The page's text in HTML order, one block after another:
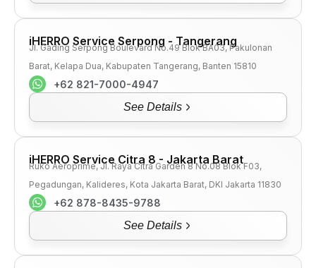
iHERRO Service Serpong - Tangerang
Jl. Gading Serpong Boulevard No.49 Blok BA03, Pakulonan
Barat, Kelapa Dua, Kabupaten Tangerang, Banten 15810
+62 821-7000-4947
See Details
iHERRO Service Citra 8 - Jakarta Barat
Ruko Aeroprime, Jl. Raya Citra Garden 8 No.08 Blok F03,
Pegadungan, Kalideres, Kota Jakarta Barat, DKI Jakarta 11830
+62 878-8435-9788
See Details